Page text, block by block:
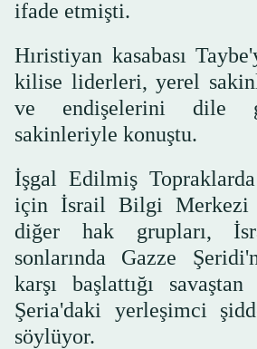
ifade etmişti.
Hıristiyan kasabası
kilise liderleri, yerel
ve endişelerini dile
sakinleriyle konuştu.
İşgal Edilmiş
için İsrail Bilgi Merkezi
diğer hak grupları,
sonlarında Gazze
karşı başlattığı
Şeria'daki yerleşimci
söylüyor.